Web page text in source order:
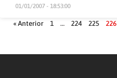
01/01/2007 - 18:53:00
« Anterior 1 … 224 225 226